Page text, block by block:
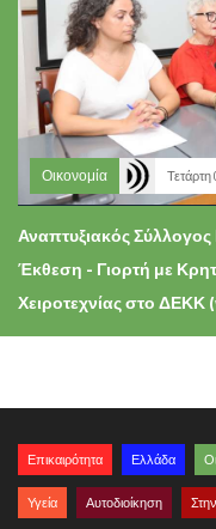
Οικονομία
Αναπτυξιακός
Έκθεση - Γιορτή με
Χειροτεχνίας στο ΔΕΚΚ
Επικαιρότητα Ελλάδα
Υγεία Αυτοδιοίκηση